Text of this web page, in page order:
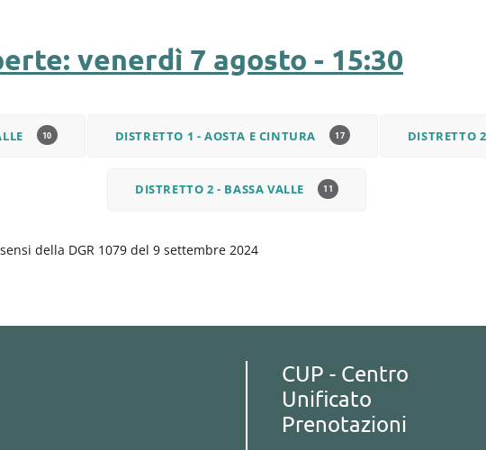
venerdì 7 agosto - 15:30
10 DISTRETTO 1 - AOSTA E CINTURA 17 DISTRETTO
DISTRETTO 2 - BASSA VALLE 11
della DGR 1079 del 9 settembre 2024
CUP - Centro
Unificato
Prenotazioni